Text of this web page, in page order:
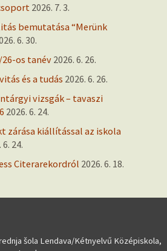
2026. 7. 3.
bemutatása “Merünk
6. 30.
os tanév 2026. 6. 26.
és a tudás 2026. 6. 26.
vizsgák – tavaszi
2026. 6. 24.
zárása kiállítással az iskola
6. 24.
Citerarekordról 2026. 6. 18.
šola Lendava/Kétnyelvű Középiskola,